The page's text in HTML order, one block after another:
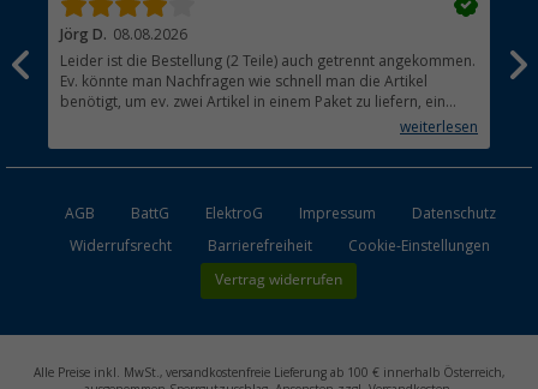
Jörg D. 08.08.2026
Leider ist die Bestellung (2 Teile) auch getrennt angekommen.
Ev. könnte man Nachfragen wie schnell man die Artikel
benötigt, um ev. zwei Artikel in einem Paket zu liefern, ein
weiterlesen
Ich
AGB BattG ElektroG Impressum
Datenschutz
Widerrufsrecht
Barrierefreiheit Cookie-Einstellungen
Vertrag widerrufen
Alle Preise inkl. MwSt., versandkostenfreie Lieferung ab 100 € innerhalb Österreich,